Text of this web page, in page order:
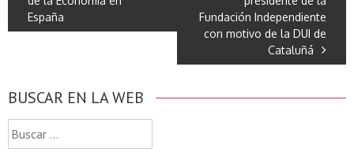
España
Fundación Independiente
con motivo de la DUI de
Cataluñá
BUSCAR EN LA WEB
Buscar: